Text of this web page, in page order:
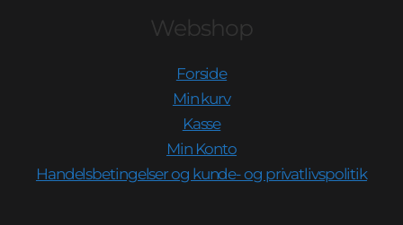
Webshop
Forside
Min kurv
Kasse
Min Konto
Handelsbetingelser og kunde- og privatlivspolitik